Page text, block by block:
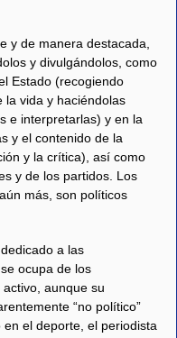
y de manera destacada,
y divulgándolos, como
Estado (recogiendo
la vida y haciéndolas
e interpretarlas) y en la
y el contenido de la
y la crítica), así como
y de los partidos. Los
más, son políticos
a las
ocupa de los
aunque su
“no político”
el deporte, el periodista